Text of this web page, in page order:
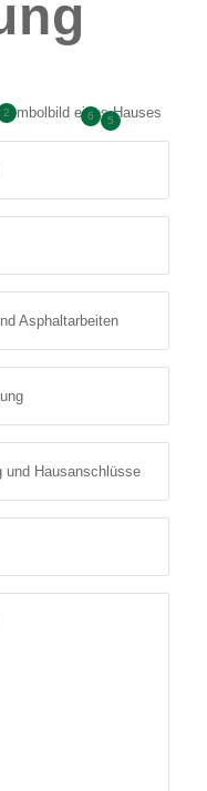
2
5
6
Asphaltarbeiten
und Hausanschlüsse